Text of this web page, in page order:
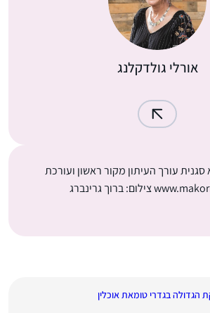
אורלי גולדקלנג
סגנית עורך העיתון מקור ראשון ועורכת